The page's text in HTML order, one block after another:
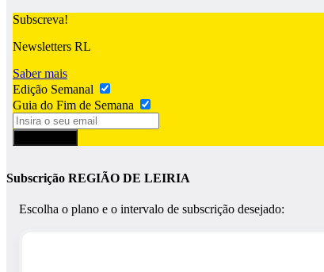
Subscreva!
Newsletters RL
Saber mais
Edição Semanal
Guia do Fim de Semana
Subscrição REGIÃO DE LEIRIA
Escolha o plano e o intervalo de subscrição desejado: